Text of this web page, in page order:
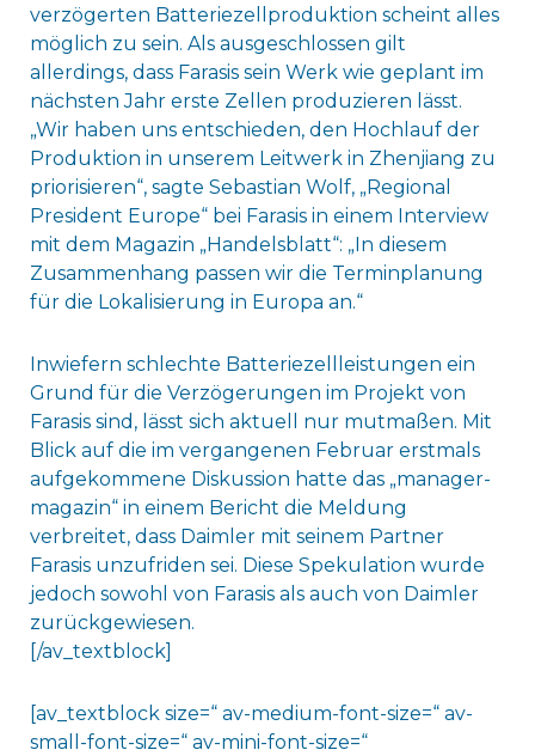
verzögerten Batteriezellproduktion scheint alles
möglich zu sein. Als ausgeschlossen gilt
allerdings, dass Farasis sein Werk wie geplant im
nächsten Jahr erste Zellen produzieren lässt.
„Wir haben uns entschieden, den Hochlauf der
Produktion in unserem Leitwerk in Zhenjiang zu
priorisieren“, sagte Sebastian Wolf, „Regional
President Europe“ bei Farasis in einem Interview
mit dem Magazin „Handelsblatt“: „In diesem
Zusammenhang passen wir die Terminplanung
für die Lokalisierung in Europa an.“
Inwiefern schlechte Batteriezellleistungen ein
Grund für die Verzögerungen im Projekt von
Farasis sind, lässt sich aktuell nur mutmaßen. Mit
Blick auf die im vergangenen Februar erstmals
aufgekommene Diskussion hatte das „manager-
magazin“ in einem Bericht die Meldung
verbreitet, dass Daimler mit seinem Partner
Farasis unzufriden sei. Diese Spekulation wurde
jedoch sowohl von Farasis als auch von Daimler
zurückgewiesen.
[/av_textblock]
[av_textblock size=“ av-medium-font-size=“ av-
small-font-size=“ av-mini-font-size=“